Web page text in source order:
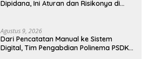
Dipidana, Ini Aturan dan Risikonya di
Agustus 9, 2026
Dari Pencatatan Manual ke Sistem
Digital, Tim Pengabdian Polinema PSDKU